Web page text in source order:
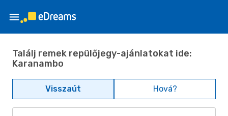
Találj remek repülőjegy-ajánlatokat ide:
Karanambo
Visszaút Hová?